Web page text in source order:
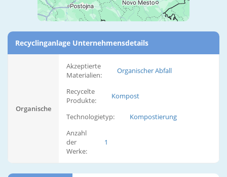
Recyclinganlage Unternehmensdetails
Organische
Akzeptierte
Materialien:
Organischer Abfall
Recycelte
Produkte:
Kompost
Technologietyp:
Kompostierung
Anzahl
der
Werke:
1